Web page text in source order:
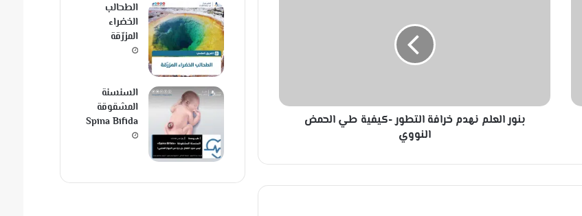
م
م
بنور العلم نهدم خرافة التطور -كيفية طي الحمض
النووي
الطحالب
الخضراء
المزرّقة
السنسنة
المشقوقة
Spina Bifida